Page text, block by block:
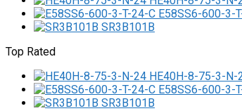
E58SS6-600-3-
SR3B101B
Top Rated
HE40H-8-75-3-N-
E58SS6-600-3-
SR3B101B